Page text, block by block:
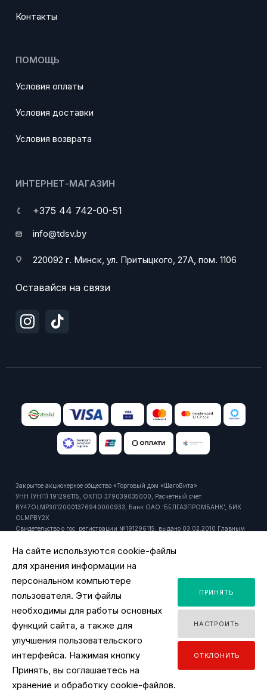
Контакты
ПОМОЩЬ
Условия оплаты
Условия доставки
Условия возврата
ИНТЕРНЕТ-МАГАЗИН
+375 44 742-00-51
info@tdsv.by
220092 г. Минск, ул. Притыцкого, 27А, пом. 1106
Оставайся на связи
Закрытое акционерное общество «Торговый дом «ШагоВита»
УНН (УНП) 191296115, ОКПО 379039035000, Расчетный счет
BY47OLMP30120001376940000933, Банк ОАО 'БЕЛГАЗПРОМБАНК', БИК
OLMPBY2X
Свидетельство о гос. регистрации №191296115, выдано 03.02.2010 Главным
Регистрационный номер в торговом реестре: 429916 от 24.10.2018г.
пом. 1106.
Время работы офиса - ПН-ПТ 9:00 - 18:00.
Время работы интернет-магазина - ПН-ПТ 09:00 - 18:00
Уполномоченный продавцом на рассмотрение обращений покупателей:
заместитель директора по розничной торговле, тел. +375 44 518 45 53, email:
y.ignatovich@tdsv.by
органов по месту государственной регистрации ЗАО "ТД "ШагоВита",
уполномоченных рассматривать обращения покупателей: Минский городской
исполнительный комитет, главное управление торговли и услуг: +375 17
На сайте используются cookie-файлы
для хранения информации на
персональном компьютере
пользователя. Эти файлы
необходимы для работы основных
функций сайта, а также для
улучшения пользовательского
интерфейса. Нажимая кнопку
Принять, вы соглашаетесь на
хранение и обработку cookie-файлов.
ПРИНЯТЬ
НАСТРОИТЬ
ОТКЛОНИТЬ